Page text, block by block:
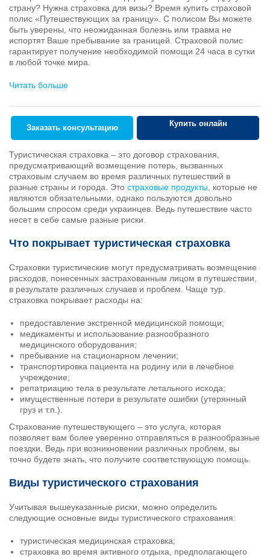
страну? Нужна страховка для визы? Время купить страховой
полис «Путешествующих за границу». С полисом Вы можете
быть уверены, что неожиданная болезнь или травма не
испортят Ваше пребывание за границей. Страховой полис
гарантирует получение необходимой помощи 24 часа в сутки
в любой точке мира.
Читать больше
Заказать консультацию Купить онлайн
Туристическая страховка – это договор страхования,
предусматривающий возмещение потерь, вызванных
страховым случаем во время различных путешествий в
разные страны и города. Это страховые продукты , которые не
являются обязательными, однако пользуются довольно
большим спросом среди украинцев. Ведь путешествие часто
несет в себе самые разные риски.
Что покрывает туристическая страховка
Страховки туристические могут предусматривать возмещение
расходов, понесенных застрахованным лицом в путешествии,
в результате различных случаев и проблем. Чаще тур.
страховка покрывает расходы на:
предоставление экстренной медицинской помощи;
медикаменты и использование разнообразного
медицинского оборудования;
пребывание на стационарном лечении;
транспортировка пациента на родину или в лечебное
учреждение;
репатриацию тела в результате летального исхода;
имущественные потери в результате ошибки (утерянный
груз и т.п.).
Страхование путешествующего – это услуга, которая
позволяет вам более уверенно отправляться в разнообразные
поездки. Ведь при возникновении различных проблем, вы
точно будете знать, что получите соответствующую помощь.
Виды туристического страхования
Учитывая вышеуказанные риски, можно определить
следующие основные виды туристического страхования:
туристическая медицинская страховка;
страховка во время активного отдыха, предполагающего